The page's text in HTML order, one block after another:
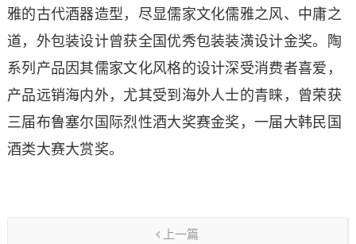
雅的古代酒器造型，尽显儒家文化儒雅之风、中庸之
道，外包装设计曾获全国优秀包装装潢设计金奖。陶
系列产品因其儒家文化风格的设计深受消费者喜爱，
产品远销海内外，尤其受到海外人士的青睐，曾荣获
三届布鲁塞尔国际烈性酒大奖赛金奖，一届大韩民国
酒类大赛大赏奖。
上一篇